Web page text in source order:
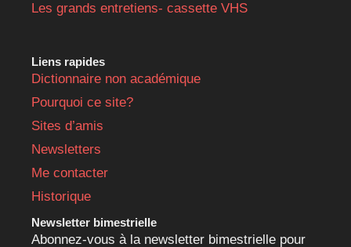
Les grands entretiens- cassette VHS
Liens rapides
Dictionnaire non académique
Pourquoi ce site?
Sites d’amis
Newsletters
Me contacter
Historique
Newsletter bimestrielle
Abonnez-vous à la newsletter bimestrielle pour